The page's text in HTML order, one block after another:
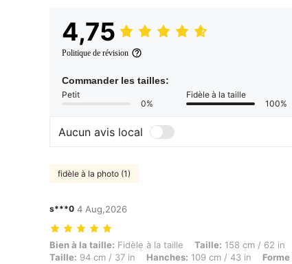
4,75
Politique de révision
Commander les tailles:
Petit
0%
Fidèle à la taille
100%
Aucun avis local
fidèle à la photo (1)
s***0 4 Aug,2026
Bien à la taille: Fidèle à la taille, Taille: 158 cm / 62 in, Poids:
Bien à la taille: Fidèle à la taille Taille: 158 cm / 62 in
Taille: 94 cm / 37 in Hanches: 109 cm / 43 in